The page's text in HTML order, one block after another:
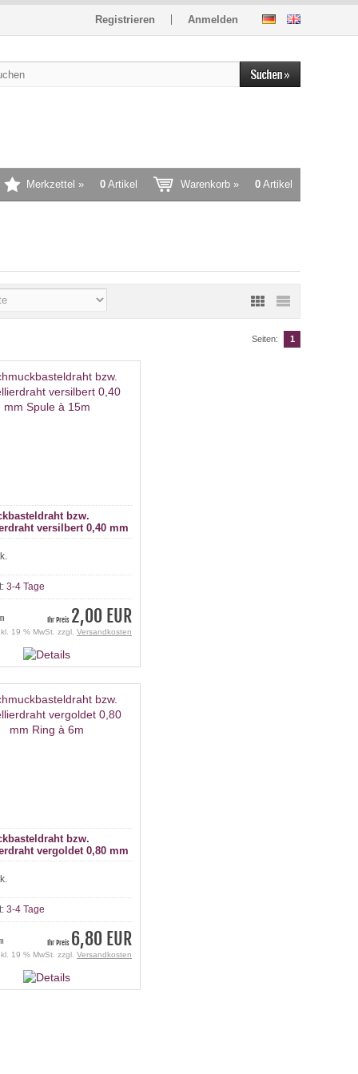
Registrieren Anmelden
Warenkorb » 0 Artikel
Merkzettel » 0 Artikel
Seiten: 1
bzw.
versilbert 0,40 mm
3-4 Tage
Ihr Preis 2,00 EUR
19 % MwSt. zzgl. Versandkosten
bzw.
vergoldet 0,80 mm
3-4 Tage
Ihr Preis 6,80 EUR
19 % MwSt. zzgl. Versandkosten